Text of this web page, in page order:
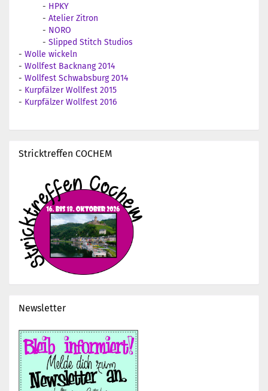
- HPKY
- Atelier Zitron
- NORO
- Slipped Stitch Studios
- Wolle wickeln
- Wollfest Backnang 2014
- Wollfest Schwabsburg 2014
- Kurpfälzer Wollfest 2015
- Kurpfälzer Wollfest 2016
Stricktreffen COCHEM
Newsletter